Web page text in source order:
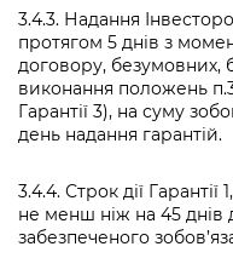
3.4.3. Надання
протягом 5 днів з
договору, безумовних,
виконання положень
Гарантії 3), на суму
день надання гарантій.
3.4.4. Строк дії Гарантії
не менш ніж на 45
забезпеченого